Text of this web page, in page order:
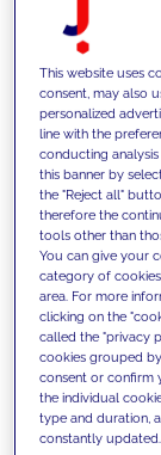
não
modelos
análise
This website uses
consent, may also
personalized
line with the
conducting
this banner by
the "Reject all"
therefore the
tools other than
You can give your
category of
area. For more
clicking on the
called the "privacy
cookies grouped
consent or confirm
the individual
type and duration,
constantly updated.